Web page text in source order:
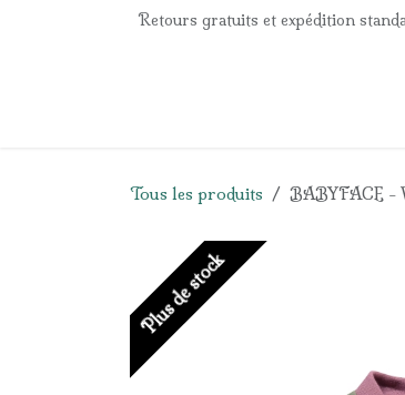
Se rendre au contenuRetours gratuits et expédition
Tous les produits BABYFACE -
Plus de stock